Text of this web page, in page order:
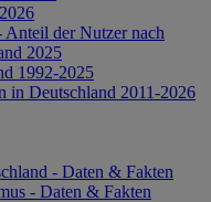
der Nutzer nach
2025
1992-2025
in Deutschland 2011-2026
- Daten & Fakten
- Daten & Fakten